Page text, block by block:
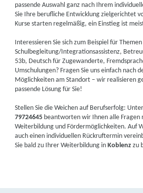
passende Auswahl ganz nach Ihrem
Sie Ihre berufliche Entwicklung zielgerichtet
Kurse starten regelmäßig, ein Einstieg ist
Interessieren Sie sich zum Beispiel für
Schulbegleitung/Integrationsassistenz,
53b, Deutsch für Zugewanderte,
Umschulungen? Fragen Sie uns einfach nach
Möglichkeiten am Standort – wir realisieren
passende Lösung für Sie!
Stellen Sie die Weichen auf Berufserfolg:
79724645 beantworten wir Ihnen alle Fragen
Weiterbildung und Fördermöglichkeiten. Auf
auch einen individuellen Rückruftermin
Sie bald zu Ihrer Weiterbildung inKoblenz zu